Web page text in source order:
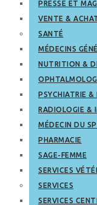
PRESSE ET
VENTE &
SANTÉ
MÉDECINS
NUTRITION &
PSYCHIATRIE &
RADIOLOGIE &
MÉDECIN DU
PHARMACIE
SAGE-FEMME
SERVICES
SERVICES
SERVICES